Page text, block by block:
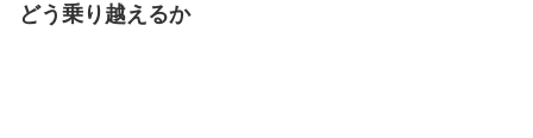
どう乗り越えるか